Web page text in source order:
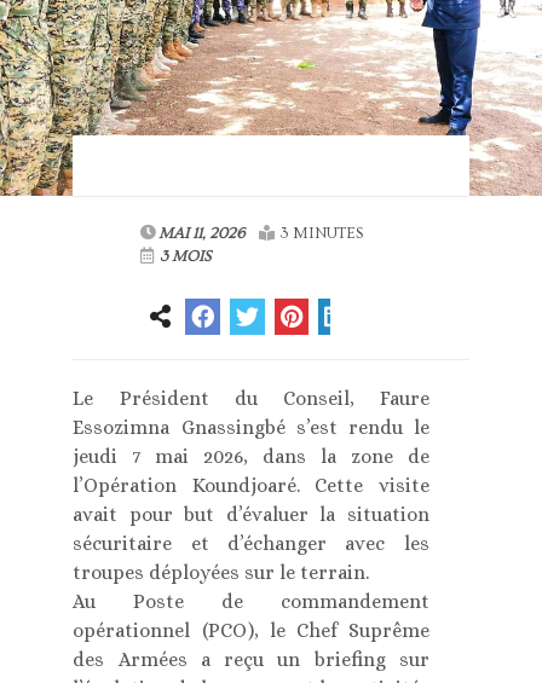
MAI 11, 2026
3 MINUTES
3 MOIS
Le Président du Conseil, Faure
Essozimna Gnassingbé s’est rendu le
jeudi 7 mai 2026, dans la zone de
l’Opération Koundjoaré. Cette visite
avait pour but d’évaluer la situation
sécuritaire et d’échanger avec les
troupes déployées sur le terrain.
Au Poste de commandement
opérationnel (PCO), le Chef Suprême
des Armées a reçu un briefing sur